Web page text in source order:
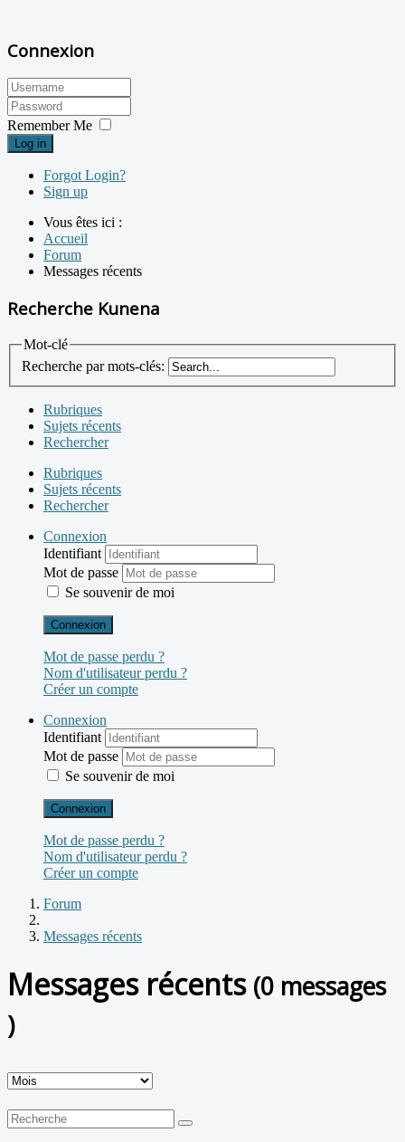
Connexion
Remember Me
Log in
Forgot Login?
Sign up
Vous êtes ici :
Accueil
Forum
Messages récents
Recherche Kunena
Mot-clé
Recherche par mots-clés:
Rubriques
Sujets récents
Rechercher
Rubriques
Sujets récents
Rechercher
Connexion
Identifiant
Mot de passe
Se souvenir de moi
Connexion
Mot de passe perdu ?
Nom d'utilisateur perdu ?
Créer un compte
Connexion
Identifiant
Mot de passe
Se souvenir de moi
Connexion
Mot de passe perdu ?
Nom d'utilisateur perdu ?
Créer un compte
Forum
Messages récents
Messages récents (0 messages
)